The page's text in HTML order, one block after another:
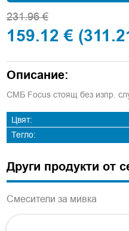
231.96 €
159.12 €
Описание:
СМБ Focus стоящ без изпр.
Цвят:
Тегло:
Други продукти от
Смесители за мивка